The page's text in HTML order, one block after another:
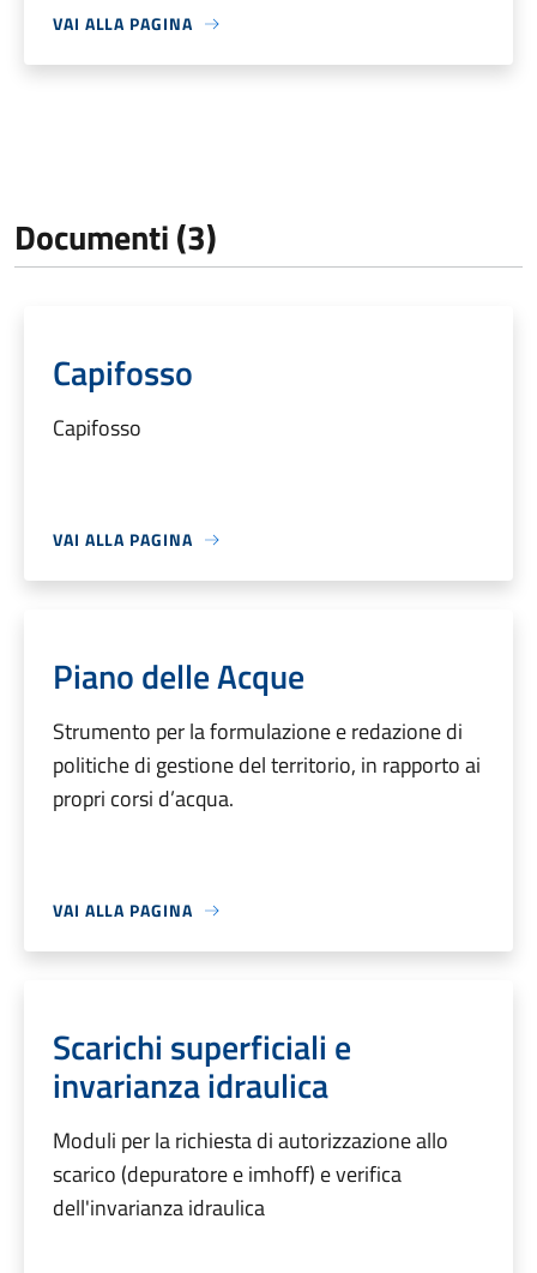
VAI ALLA PAGINA
Documenti (3)
Capifosso
Capifosso
VAI ALLA PAGINA
Piano delle Acque
Strumento per la formulazione e redazione di
politiche di gestione del territorio, in rapporto ai
propri corsi d’acqua.
VAI ALLA PAGINA
Scarichi superficiali e
invarianza idraulica
Moduli per la richiesta di autorizzazione allo
scarico (depuratore e imhoff) e verifica
dell'invarianza idraulica